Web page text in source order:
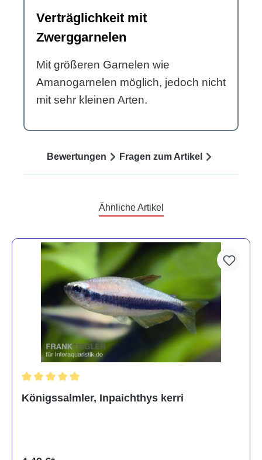
Verträglichkeit mit
Zwerggarnelen
Mit größeren Garnelen wie
Amanogarnelen möglich, jedoch nicht
mit sehr kleinen Arten.
Bewertungen Fragen zum Artikel
Ähnliche Artikel
Königssalmler, Inpaichthys kerri